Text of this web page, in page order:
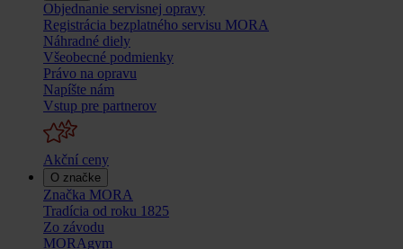
Objednanie servisnej opravy
Registrácia bezplatného servisu MORA
Náhradné diely
Všeobecné podmienky
Právo na opravu
Napíšte nám
Vstup pre partnerov
Akční ceny
O značke
Značka MORA
Tradícia od roku 1825
Zo závodu
MORAgym